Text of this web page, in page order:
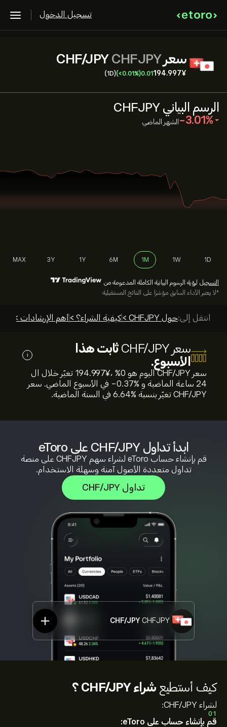
تسجيل الدخول
سعر CHF/JPYCHFJPY
194.997‎¥‎
0.01
(‎<‎0.01%)
(1D)
ابدأ تداول CHF/JPY على eToro
قم بإنشاء حساب eToro لشراء سهم CHFJPY على منصة
تداول متعددة الأصول آمنة وسهلة الاستخدام.
تداول CHF/JPY
CHF/JPY CHFJPY
الرسم البياني CHFJPY
‎-3.01‎ الشهر الماضي
1D
1W
1M
6M
1Y
3Y
MAX
التسجيل لرؤية الرسوم البيانية الكاملة المدعومة من
*لا يعتبر الأداء السابق مؤشرًا على النتائج المستقبلية
انتقل إلى:حول CHFJPY > كيفية الشراء؟ >أهم الإرشادات >
سعر CHF/JPY
ثابت هذا
الأسبوع.
i
سعر CHF/JPY اليوم هو 194.997‎¥‎، %‎0‎ تغيّر خلال ال
24 ساعة الماضية و %‎-0.37‎ في الأسبوع الماضي. سعر
CHF/JPY تغيّر بنسبة %‎6.64‎ في السنة الماضية.
كيف أستطيع شراء CHF/JPY ؟
لشراء CHF/JPY:
01
قم بإنشاء حساب على eToro: